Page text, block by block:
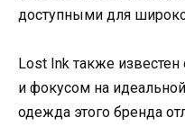
доступными для
Lost Ink также
и фокусом на
одежда этого бренда